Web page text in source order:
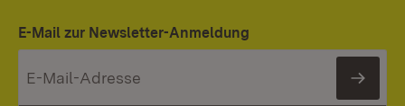
E-Mail zur Newsletter-Anmeldung